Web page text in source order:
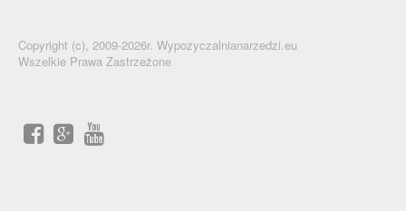
Copyright (c), 2009-2026r. Wypozyczalnianarzedzi.eu
Wszelkie Prawa Zastrzeżone